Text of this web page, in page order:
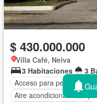
$ 430.000.000
Villa Café, Neiva
3 Habitaciones
3
Acceso para personas
Aire acondicionado